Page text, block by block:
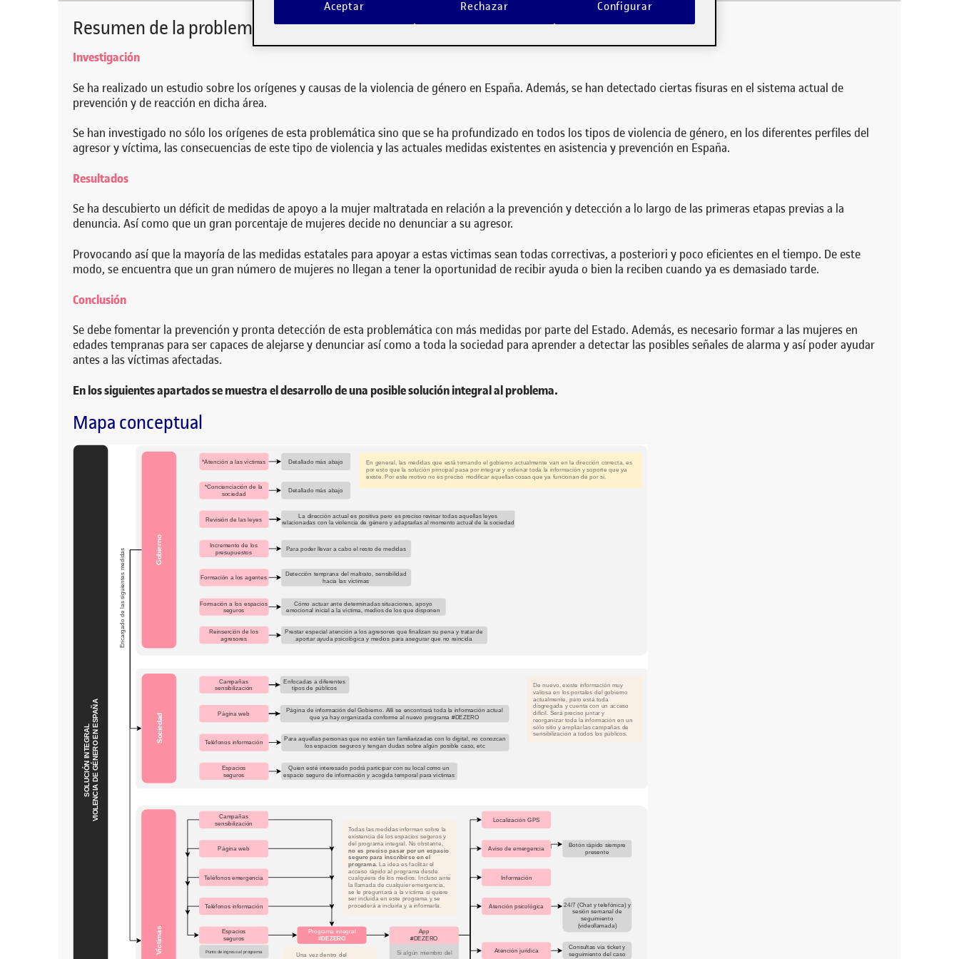
detectado ciertas fisuras en el sistema actual de prevención y de reacción en dicha área. Se han investigado no sólo los orígenes de…
Resumen de la problemática
Investigación
Se ha realizado un estudio sobre los orígenes y causas de la violencia de género en España. Además, se han detectado ciertas fisuras en el sistema actual de
prevención y de reacción en dicha área.
Se han investigado no sólo los orígenes de esta problemática sino que se ha profundizado en todos los tipos de violencia de género, en los diferentes perfiles del
agresor y víctima, las consecuencias de este tipo de violencia y las actuales medidas existentes en asistencia y prevención en España.
Resultados
Se ha descubierto un déficit de medidas de apoyo a la mujer maltratada en relación a la prevención y detección a lo largo de las primeras etapas previas a la
denuncia. Así como que un gran porcentaje de mujeres decide no denunciar a su agresor.
Provocando así que la mayoría de las medidas estatales para apoyar a estas victimas sean todas correctivas, a posteriori y poco eficientes en el tiempo. De este
modo, se encuentra que un gran número de mujeres no llegan a tener la oportunidad de recibir ayuda o bien la reciben cuando ya es demasiado tarde.
Conclusión
Se debe fomentar la prevención y pronta detección de esta problemática con más medidas por parte del Estado. Además, es necesario formar a las mujeres en
edades tempranas para ser capaces de alejarse y denunciar así como a toda la sociedad para aprender a detectar las posibles señales de alarma y así poder ayudar
antes a las víctimas afectadas.
En los siguientes apartados se muestra el desarrollo de una posible solución integral al problema.
Mapa conceptual
Rechazar
Aceptar Configurar